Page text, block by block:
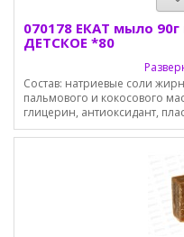
070178 ЕКАТ мыло
ДЕТСКОЕ *80
Состав: натриевые соли
пальмового и кокосового
глицерин, антиоксидант,